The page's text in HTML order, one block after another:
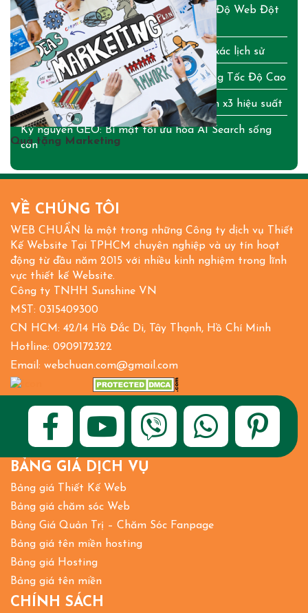
Chuẩn WebMCP: Bí Quyết Tối Ưu Tốc Độ Web Đột
Phá
WordPress 7.0: Chi tiết từ A-Z bản lột xác lịch sử
Cập Nhật Bảng Giá Tên Miền & Hosting Tốc Độ Cao
OpenClaw AI: Bí mật tạo trợ lý cá nhân x3 hiệu suất
Kỷ nguyên GEO: Bí mật tối ưu hóa AI Search sống
còn
Quà tặng Marketing
VỀ CHÚNG TÔI
WEB CHUẨN là một trong những Công ty dịch vụ Thiết
Kế Website Tại TPHCM chuyên nghiệp và uy tín hoạt
động từ đầu năm 2015 với nhiều kinh nghiệm trong lĩnh
vực thiết kế Website.
Công ty TNHH Sunshine VN
MST: 0315409300
CN HCM: 42/14 Hồ Đắc Di, Tây Thạnh, Hồ Chí Minh
Hotline: 0909172322
Email: webchuan.com@gmail.com
BẢNG GIÁ DỊCH VỤ
Bảng giá Thiết Kế Web
Bảng giá chăm sóc Web
Bảng Giá Quản Trị – Chăm Sóc Fanpage
Bảng giá tên miền hosting
Bảng giá Hosting
Bảng giá tên miền
CHÍNH SÁCH